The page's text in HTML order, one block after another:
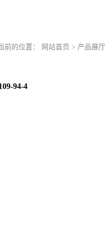
前的位置： 网站首页 > 产品展厅
94-4